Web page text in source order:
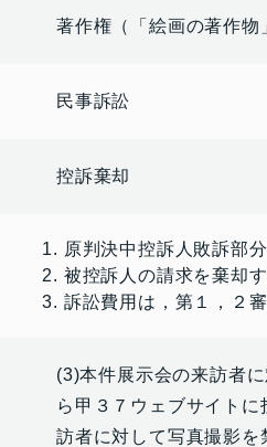
著作権（「絵画の著作物
民事訴訟
控訴棄却
原判決中控訴人敗訴部
被控訴人の請求を棄却す
訴訟費用は，第１，２
(3)本件展示会の来訪者
ら甲３７ウェブサイト
訪者に対して写真撮影